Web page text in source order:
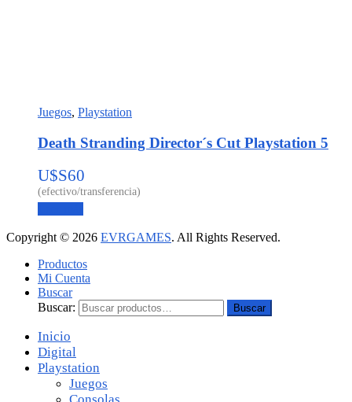
Juegos, Playstation
Death Stranding Director´s Cut Playstation 5
U$S60
Copyright © 2026 EVRGAMES. All Rights Reserved.
Productos
Mi Cuenta
Buscar
Buscar:
Buscar
Inicio
Digital
Playstation
Juegos